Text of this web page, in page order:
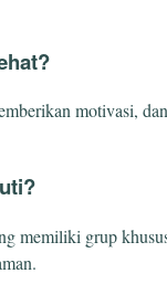
motivasi, dan
memiliki grup